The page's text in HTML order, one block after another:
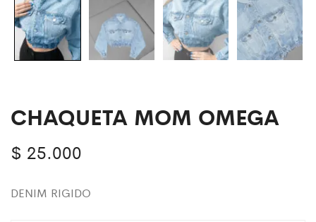
CHAQUETA MOM OMEGA
$ 25.000
DENIM RIGIDO